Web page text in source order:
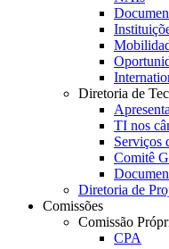
Diretoria de
TI nos
Serviços
Comitê
Diretoria de
Comissões
Comissão
CPA